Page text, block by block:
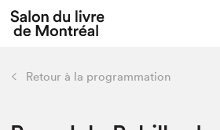
Tout sur l'édition 2022
retour
Liens pratiques
Retour à la programmation